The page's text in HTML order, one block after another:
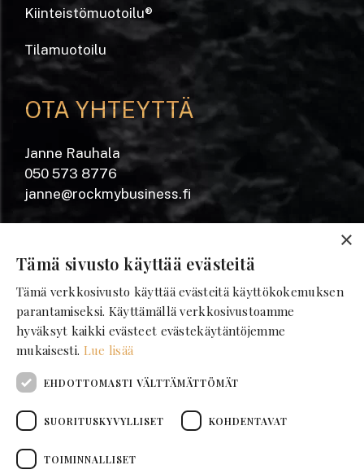
Kiinteistömuotoilu®
Tilamuotoilu
OTA YHTEYTTÄ
Janne Rauhala
050 573 8776
janne@rockmybusiness.fi
SEURAA MEITÄ
Facebook
Instagram
Tilaa uutiskirje
×
Tämä sivusto käyttää evästeitä
Tämä verkkosivusto käyttää evästeitä käyttökokemuksen
parantamiseksi. Käyttämällä verkkosivustoamme
hyväksyt kaikki evästeet evästekäytäntöjemme
mukaisesti. Lue lisää
EHDOTTOMASTI VÄLTTÄMÄTTÖMÄT
SUORITUSKYVYLLISET KOHDENTAVAT
TOIMINNALLISET